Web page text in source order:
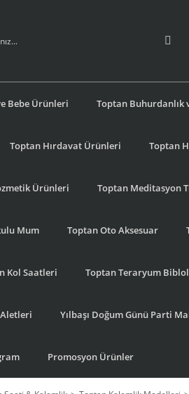
Bebe Ürünleri Toptan Buhurdanlık
Toptan Hırdavat Ürünleri Toptan
Ürünleri Toptan Meditasyon
Mum Toptan Oto Aksesuar
Kol Saatleri Toptan Teraryum
Yılbaşı Doğum Günü Parti
Promosyon Ürünler